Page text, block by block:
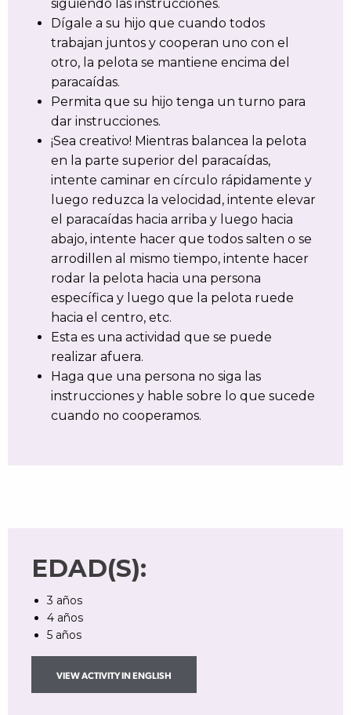
siguiendo las instrucciones.
Dígale a su hijo que cuando todos
trabajan juntos y cooperan uno con el
otro, la pelota se mantiene encima del
paracaídas.
Permita que su hijo tenga un turno para
dar instrucciones.
¡Sea creativo! Mientras balancea la pelota
en la parte superior del paracaídas,
intente caminar en círculo rápidamente y
luego reduzca la velocidad, intente elevar
el paracaídas hacia arriba y luego hacia
abajo, intente hacer que todos salten o se
arrodillen al mismo tiempo, intente hacer
rodar la pelota hacia una persona
específica y luego que la pelota ruede
hacia el centro, etc.
Esta es una actividad que se puede
realizar afuera.
Haga que una persona no siga las
instrucciones y hable sobre lo que sucede
cuando no cooperamos.
EDAD(S):
3 años
4 años
5 años
VIEW ACTIVITY IN ENGLISH